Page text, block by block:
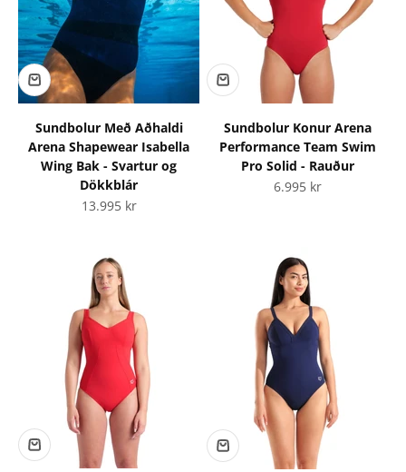
Sundbolur Með Aðhaldi
Arena Shapewear Isabella
Wing Bak - Svartur og
Dökkblár
Tilboðsverð
13.995 kr
Sundbolur Konur Arena
Performance Team Swim
Pro Solid - Rauður
Tilboðsverð
6.995 kr